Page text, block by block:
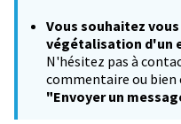
Vous souhaitez
végétalisation d'un
N'hésitez pas à
commentaire ou
"Envoyer un